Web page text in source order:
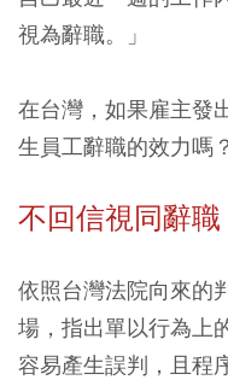
視為辭職。」
在台灣，如果雇主發
生員工辭職的效力嗎？
不回信視同辭
依照台灣法院向來的
場，指出單以行為上
容易產生誤判，且程